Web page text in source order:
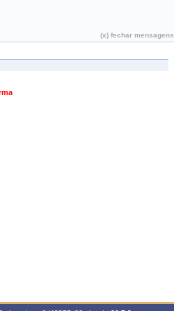
(x) fechar mensagens